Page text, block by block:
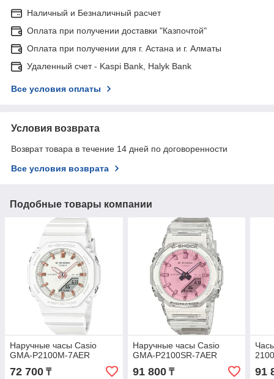
Наличный и Безналичный расчет
Оплата при получении доставки "Казпочтой"
Оплата при получении для г. Астана и г. Алматы
Удаленный счет - Kaspi Bank, Halyk Bank
Все условия оплаты
Условия возврата
Возврат товара в течение 14 дней по договоренности
Все условия возврата
Подобные товары компании
Наручные часы Casio
GMA-P2100M-7AER
72 700 ₸
Наручные часы Casio
GMA-P2100SR-7AER
91 800₸ 91